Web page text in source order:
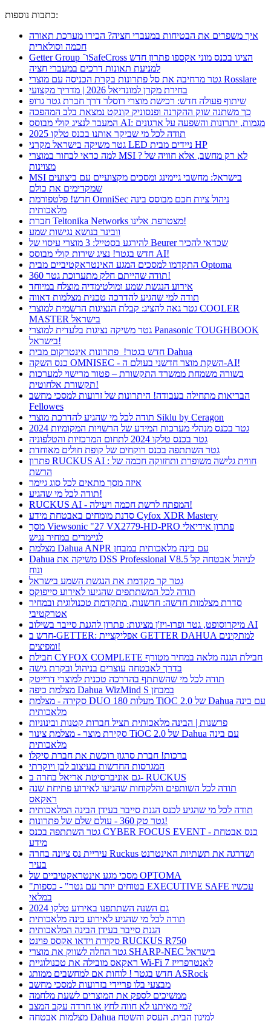
כתבות נוספות:
איך משפרים את הבטיחות במעברי חציה? הכירו מערכת תאורה
חכמה וסולארית
Getter Group ו־SafeCross הציגו בכנס מוני אקספו פתרון חדש
למניעת תאונות דרכים במעברי חציה
גטר מרחיבה את סל פתרונות בקרת הכניסה עם מוצרי Rosslare
בחירת מקרן למונדיאל 2026 | מדריך מקצועי
שיתוף פעולה חדש: רכישת מוצרי רוסלר דרך חברת גטר גרופ
כך משתנה שוק ההקרנה ופנסוניק קונקט נמצאת בלב המהפכה
המעבר לנציג קולי מבוסס AI: מגמות, יתרונות והשפעה על ארגונים
תודה לכל מי שביקר אותנו בכנס טלקו 2025
גטר משיקה בישראל מקרני LED ניידים מבית HP
למה כדאי לבחור במוצרי MSI ? לא רק מחשב, אלא חוויה של
מצוינות
MSI בישראל: מחשבי גיימינג ומסכים מקצועיים עם ביצועים
שמקדימים את כולם
חדש! פלטפורמת OmniSec ניהול ציות חכם מבוסס בינה
מלאכותית
חברת Teltonika Networks מצטרפת אלינו!
וובינר בנושא נגישות שמע
להירגע בסטייל: 3 מוצרי עיסוי של Beurer שכדאי להכיר
חדש בגטר! נציג שירות קולי מבוסס AI!
התקדמו למסכים המגע האינטראקטיביים מבית Optoma
תודה שהייתם חלק מתערוכת גטר 360!
אירוע הנגשת שמע ומולטימדיה מוצלח במיוחד
תודה למי שהגיע להדרכה טכנית מצלמות דאווה
גטר גאה להציג: קבלת הנציגות הרשמית למוצרי COOLER
MASTER בישראל
גטר משיקה נציגות בלעדית למוצרי Panasonic TOUGHBOOK
בישראל!
חדש בגטר! פתרונות אינטרקום מבית Dahua
כנס השקה OMNISEC - השקת מוצר חדשני בעולם ה-AI!
בשורה משמחת ממשרד התקשורת – פטור מרישוי למערכות
תקשורת אלחוטית!
הבריאות מתחילה בעבודה! היתרונות של זרועות למסכי מחשב
Fellowes
תודה לכל מי שהגיע להדרכת מוצרי Siklu by Ceragon
גטר בכנס מנהלי מערכות המידע של הרשויות המקומיות 2024
גטר בכנס טלקו 2024 לתחום המרכזיות והטלפוניה
גטר השתתפה בכנס רוקחים של קופת חולים מאוחדת
פתרון RUCKUS AI : חווית גלישה משופרת ותחזוקה חכמה של
הרשת
איזה מסך מתאים לכל סוג גיימר
תודה לכל מי שהגיע!
RUCKUS AI - המפתח לרשת חכמה ויעילה!
סדנת מומחים באבטחת מידע Cyfox XDR Mastery
מסך Viewsonic "27 VX2779-HD-PRO פתרון אידיאלי
לגיימרים במחיר נגיש
מצלמת Dahua ANPR עם בינה מלאכותית במבחן
Dahua משיקה את DSS Professional V8.5 לניהול אבטחה קל
ונוח
גטר קר מקדמת את הנגשת השמע בישראל
תודה לכל המשתתפים שהגיעו לאירוע סייפוקס
סדרת מצלמות חדשה: חדשנות, מתקדמת טכנולוגית ובמחיר
אטרקטיבי
מיקרוסופט, גטר ופרו-ויז'ן מציגות: פתרון להגנת סייבר בשילוב AI
חדש ב-GETTER: אפליקציית GETTER DAHUA למתקינים
ומפיצים!
חבילת CYFOX COMPLETE חבילת הגנה מלאה במחיר מטורף
בדרך לאבטחה עוצרים בניהול ובקרת גישה
תודה לכל מי שהשתתף בהדרכה טכנית למוצרי דרייטק
מצלמת כיפה Dahua WizMind S במבחן
סקירה - מצלמת DUO 180 מעלות TiOC 2.0 של Dahua עם בינה
מלאכותית
פרשנות | הבינה מלאכותית תציל חברות קטנות ובינוניות
סקירת מוצר - מצלמת צינור TiOC 2.0 של Dahua עם בינה
מלאכותית
ברכות! חברת סרגון רוכשת את חברת סיקלו
המגרסות החדשות בעיצוב לבן ויוקרתי
גם אוניברסיטת אריאל בחרה ב- RUCKUS
תודה לכל השותפים והלקוחות שהגיעו לאירוע פתיחת שנה
ראקאס
תודה לכל מי שהגיע לכנס הגנת סייבר בעידן הבינה המלאכותית
גטר טק 360 - עולם שלם של פתרונות!
גטר השתתפה בכנס CYBER FOCUS EVENT - כנס אבטחת
מידע
עיריית נס ציונה בחרה Ruckus ושדרגה את תשתיות האינטרנט
בעיר
מסכי מגע אינטראקטיביים של OPTOMA
"בטוחים יותר עם גטר" - כספות EXECUTIVE SAFE עכשיו
במלאי
גם השנה השתתפנו באירוע טלקו 2024
תודה לכל מי שהגיע לאירוע בינה מלאכותית
הגנת סייבר בעידן הבינה המלאכותית
סקירת וידאו אקסס פוינט RUCKUS R750
גטר החלה לשווק את מוצרי SHARP-NEC בישראל
ראקאס מובילה את טכנולוגיית Wi-Fi 7 לאנטרפרייז
חדש בגטר ! לוחות אם למחשבים ממותג ASRock
מבצעי בלו פריידי בזרועות למסכי מחשב
ממשיכים לספק את המוצרים לשעת מלחמה
מי מאיתנו לא חווה לחץ או חרדה עקב המצב?
מצלמות אבטחה Dahua למיגון הבית, העסק והשטח